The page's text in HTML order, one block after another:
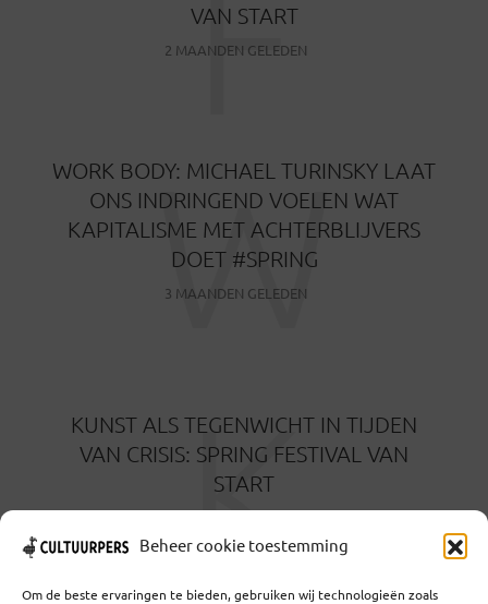
Beheer cookie toestemming
Om de beste ervaringen te bieden, gebruiken wij technologieën zoals
VAN START
2 MAANDEN GELEDEN
WORK BODY: MICHAEL TURINSKY LAAT
ONS INDRINGEND VOELEN WAT
KAPITALISME MET ACHTERBLIJVERS
DOET #SPRING
3 MAANDEN GELEDEN
W
KUNST ALS TEGENWICHT IN TIJDEN
VAN CRISIS: SPRING FESTIVAL VAN
START
K